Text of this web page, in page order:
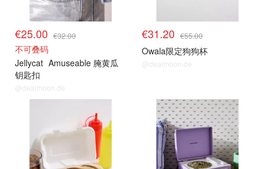
€25.00 €32.00
不可叠码
Jellycat Amuseable 腌黄瓜
钥匙扣
@dealmoon.de
€31.20 €55.00
Owala限定狗狗杯
@dealmoon.de